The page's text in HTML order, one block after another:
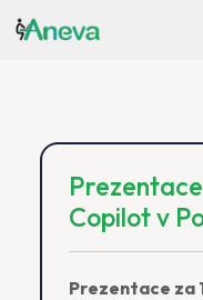
Copilot v
Prezentace za